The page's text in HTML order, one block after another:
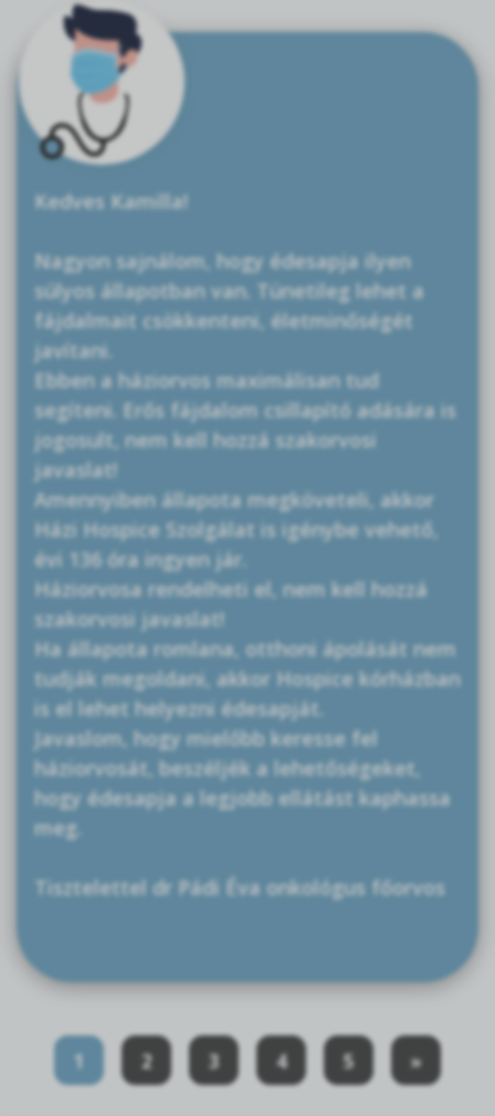
Kedves Kamilla!
Nagyon sajnálom, hogy édesapja ilyen
súlyos állapotban van. Tünetileg lehet a
fájdalmait csökkenteni, életminőségét
javítani.
Ebben a háziorvos maximálisan tud
segíteni. Erős fájdalom csillapító adására is
jogosult, nem kell hozzá szakorvosi
javaslat!
Amennyiben állapota megköveteli, akkor
Házi Hospice Szolgálat is igénybe vehető,
évi 136 óra ingyen jár.
Háziorvosa rendelheti el, nem kell hozzá
szakorvosi javaslat!
Ha állapota romlana, otthoni ápolását nem
tudják megoldani, akkor Hospice kórházban
is el lehet helyezni édesapját.
Javaslom, hogy mielőbb keresse fel
háziorvosát, beszéljék a lehetőségeket,
hogy édesapja a legjobb ellátást kaphassa
meg.
Tisztelettel dr Pádi Éva onkológus főorvos
1 2 3 4 5 »